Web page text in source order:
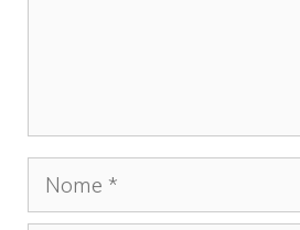
Nome